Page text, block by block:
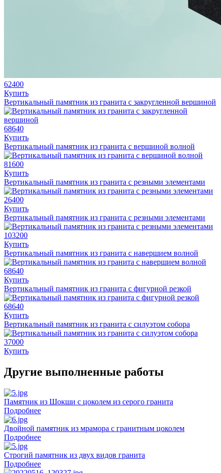
62400
Купить
Вертикальный памятник из гранита с закругленной вершиной
68640
Купить
Вертикальный памятник из гранита с вершиной волной
81600
Купить
Вертикальный памятник из гранита с резными элементами
26400
Купить
Вертикальный памятник из гранита с резными элементами
103200
Купить
Вертикальный памятник из гранита с навершием волной
68640
Купить
Вертикальный памятник из гранита с фигурной резкой
68640
Купить
Вертикальный памятник из гранита с силуэтом собора
37000
Купить
Другие выполненные работы
Памятник из Шокши с цоколем из серого гранита
Подробнее
Двойной памятник из мрамора с гранитным цоколем
Подробнее
Строгий памятник из двух видов гранита
Подробнее